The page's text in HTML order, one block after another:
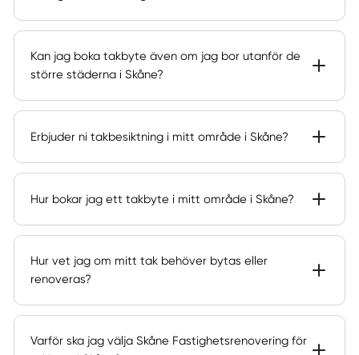
Kan jag boka takbyte även om jag bor utanför de
större städerna i Skåne?
Erbjuder ni takbesiktning i mitt område i Skåne?
Hur bokar jag ett takbyte i mitt område i Skåne?
Hur vet jag om mitt tak behöver bytas eller
renoveras?
Varför ska jag välja Skåne Fastighetsrenovering för